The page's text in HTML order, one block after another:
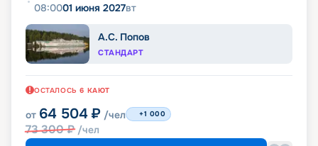
08:0001 июня 2027вт
А.С. Попов
СТАНДАРТ
ОСТАЛОСЬ 6 КАЮТ
от 64 504 ₽ /чел
73 300₽ /чел
+1 000